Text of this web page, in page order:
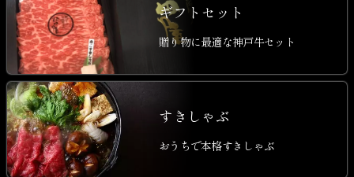
ギフトセット
贈り物に最適な神戸牛セット
すきしゃぶ
おうちで本格すきしゃぶ